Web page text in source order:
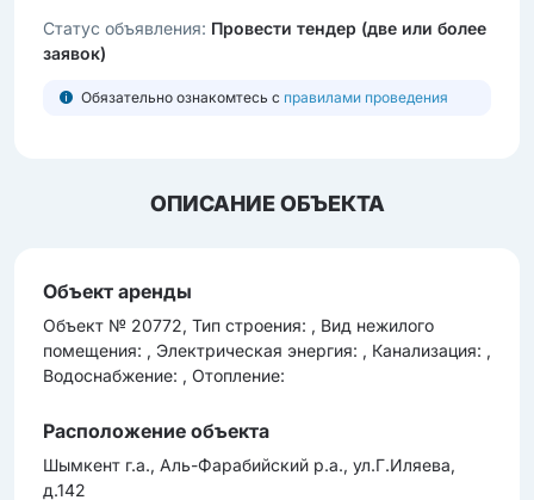
Статус объявления: Провести тендер (две или более
заявок)
Обязательно ознакомтесь с правилами проведения
ОПИСАНИЕ ОБЪЕКТА
Объект аренды
Объект № 20772, Тип строения: , Вид нежилого
помещения: , Электрическая энергия: , Канализация: ,
Водоснабжение: , Отопление:
Расположение объекта
Шымкент г.а., Аль-Фарабийский р.а., ул.Г.Иляева,
д.142